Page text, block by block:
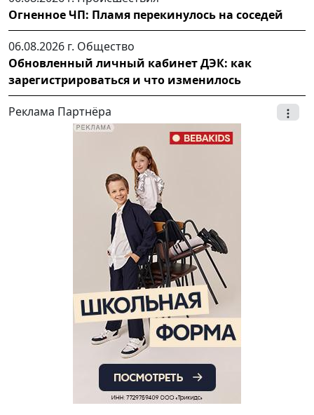
Огненное ЧП: Пламя перекинулось на соседей
06.08.2026 г. Общество
Обновленный личный кабинет ДЭК: как
зарегистрироваться и что изменилось
Реклама Партнёра